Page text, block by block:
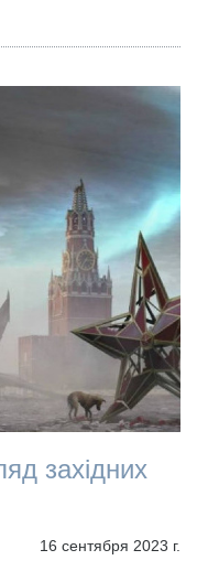
західних
16 сентября 2023 г.